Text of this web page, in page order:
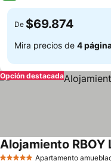
De $69.874
Mira precios de 4
Opción destacada
5 Estrellas Apartamento
Alojamiento RBOY